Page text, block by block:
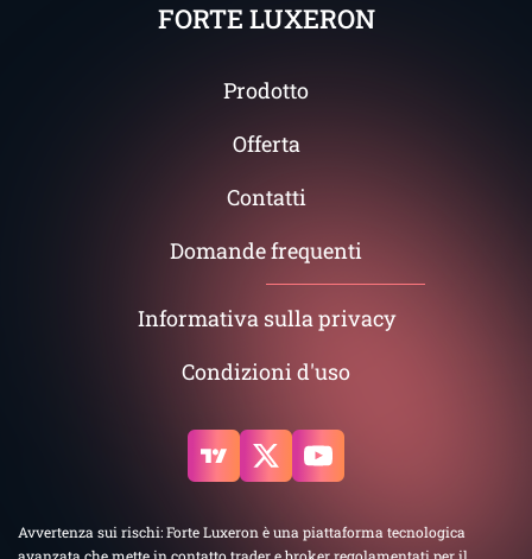
FORTE LUXERON
Prodotto
Offerta
Contatti
Domande frequenti
Informativa sulla privacy
Condizioni d'uso
Avvertenza sui rischi: Forte Luxeron è una piattaforma tecnologica